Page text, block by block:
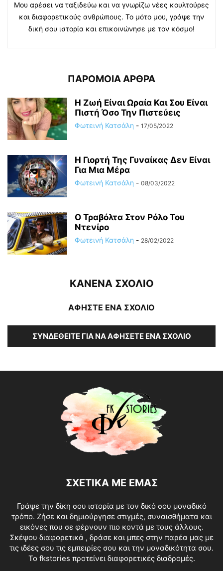
Μου αρέσει να ταξιδεύω και να γνωρίζω νέες κουλτούρες
και διαφορετικούς ανθρώπους. Το μότο μου, γράψε την
δική σου ιστορία και επικοινώνησε με τον κόσμο!
ΠΑΡΟΜΟΙΑ ΑΡΘΡΑ
Η Ζωή Eίναι Ωραία Και Σου Είναι
Πιστή Όσο Την Πιστεύεις
Φωτεινή Κατσάλη - 17/05/2022
Η Γιορτή Της Γυναίκας Δεν Είναι
Για Μια Μέρα
Φωτεινή Κατσάλη - 08/03/2022
Ο Τραβόλτα Στον Ρόλο Του
Ντενίρο
Φωτεινή Κατσάλη - 28/02/2022
ΚΑΝΕΝΑ ΣΧΟΛΙΟ
ΑΦΗΣΤΕ ΕΝΑ ΣΧΟΛΙΟ
ΣΥΝΔΕΘΕΊΤΕ ΓΙΑ ΝΑ ΑΦΉΣΕΤΕ ΈΝΑ ΣΧΌΛΙΟ
ΣΧΕΤΙΚΑ ΜΕ ΕΜΑΣ
Γράψε την δίκη σου ιστορία με τον δικό σου μοναδικό
τρόπο. Ζήσε και δημιούργησε στιγμές, συναισθήματα και
εικόνες που σε φέρνουν πιο κοντά με τους άλλους.
Σκέψου διαφορετικά , δράσε και μπες στην παρέα μας με
τις ιδέες σου τις εμπειρίες σου και την μοναδικότητα σου.
Το fkstories προτείνει διαφορετικές διαδρομές.